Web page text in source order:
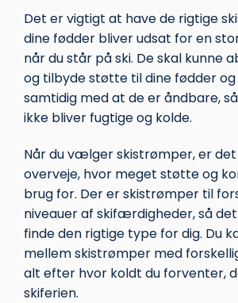
Det er vigtigt at have de rigtige
dine fødder bliver udsat for en
når du står på ski. De skal kunne
og tilbyde støtte til dine fødder og
samtidig med at de er åndbare,
ikke bliver fugtige og kolde.
Når du vælger skistrømper, er
overveje, hvor meget støtte og
brug for. Der er skistrømper til
niveauer af skifærdigheder, så
finde den rigtige type for dig. Du
mellem skistrømper med
alt efter hvor koldt du forventer,
skiferien.